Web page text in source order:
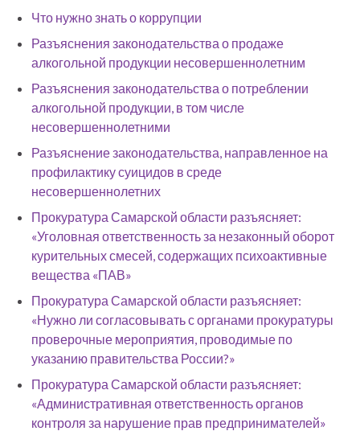
Что нужно знать о коррупции
Разъяснения законодательства о продаже
алкогольной продукции несовершеннолетним
Разъяснения законодательства о потреблении
алкогольной продукции, в том числе
несовершеннолетними
Разъяснение законодательства, направленное на
профилактику суицидов в среде
несовершеннолетних
Прокуратура Самарской области разъясняет:
«Уголовная ответственность за незаконный оборот
курительных смесей, содержащих психоактивные
вещества «ПАВ»
Прокуратура Самарской области разъясняет:
«Нужно ли согласовывать с органами прокуратуры
проверочные мероприятия, проводимые по
указанию правительства России?»
Прокуратура Самарской области разъясняет:
«Административная ответственность органов
контроля за нарушение прав предпринимателей»